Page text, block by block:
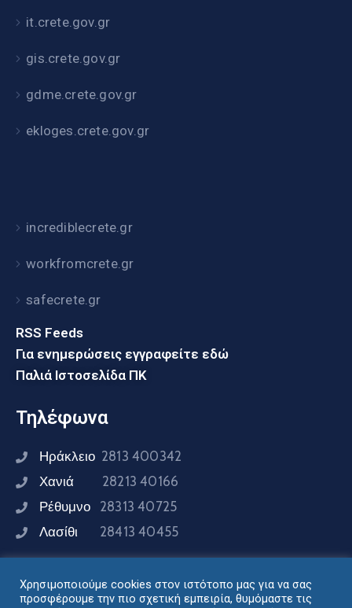
it.crete.gov.gr
gis.crete.gov.gr
gdme.crete.gov.gr
ekloges.crete.gov.gr
incrediblecrete.gr
workfromcrete.gr
safecrete.gr
RSS Feeds
Για ενημερώσεις εγγραφείτε εδώ
Παλιά Ιστοσελίδα ΠΚ
Τηλέφωνα
Ηράκλειο 2813 400342
Χανιά 28213 40166
Ρέθυμνο 28313 40725
Λασίθι 28413 40455
Συνδεθείτε μαζί μας
Χρησιμοποιούμε cookies στον ιστότοπο μας για να σας
προσφέρουμε την πιο σχετική εμπειρία, θυμόμαστε τις